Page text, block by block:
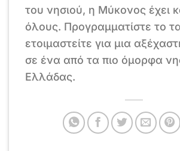
του νησιού, η Μύκονος έχει
όλους. Προγραμματίστε το
ετοιμαστείτε για μια
σε ένα από τα πιο όμορφα
Ελλάδας.